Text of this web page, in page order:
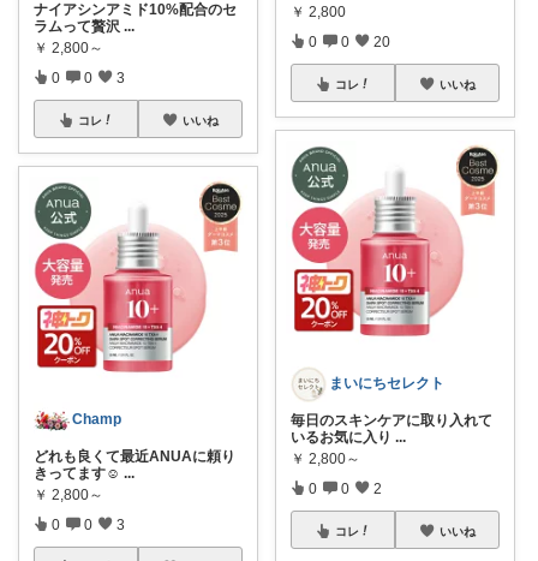
ナイアシンアミド10%配合のセ
ラムって贅沢 ...
￥ 2,800～
0 0 3
コレ いいね
Champ
どれも良くて最近ANUAに頼り
きってます☺ ...
￥ 2,800～
0 0 3
￥ 2,800
0 0 20
コレ いいね
まいにちセレクト
毎日のスキンケアに取り入れて
いるお気に入り ...
￥ 2,800～
0 0 2
コレ いいね